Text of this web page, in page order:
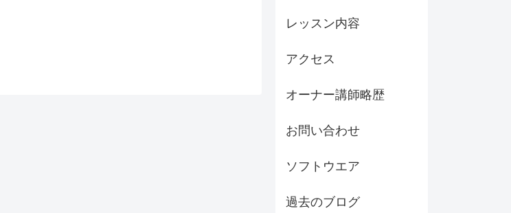
レッスン内容
アクセス
オーナー講師略歴
お問い合わせ
ソフトウエア
過去のブログ